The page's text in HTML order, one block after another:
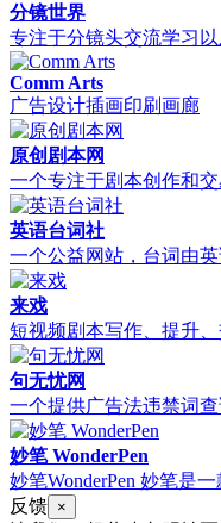
分镜世界
专注于分镜头交流学习
Comm Arts
广告设计插画印刷画廊
原创剧本网
一个专注于剧本创作和
英语台词社
一个公益网站，台词由
来戏
短视频剧本写作、提升
句无忧网
一个提供广告法违禁词
妙笔 WonderPen
妙笔WonderPen 妙笔是
反馈 ×